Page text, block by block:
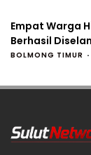
Empat Warga
Berhasil
BOLMONG TIMUR